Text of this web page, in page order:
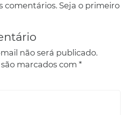
comentários. Seja o primeiro
não será publicado.
marcados com *